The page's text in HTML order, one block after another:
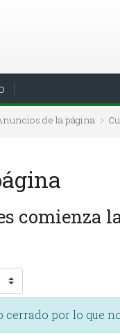
de la página
comienza
por lo que